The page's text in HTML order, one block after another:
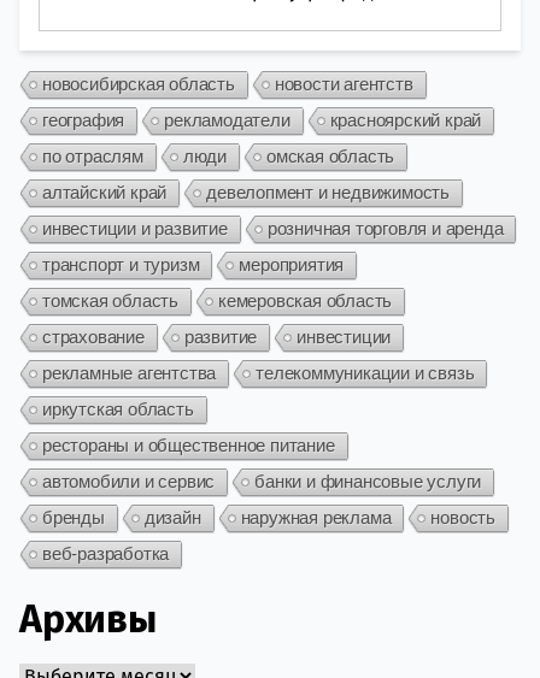
новосибирская область
новости агентств
география
рекламодатели
красноярский край
по отраслям
люди
омская область
алтайский край
девелопмент и недвижимость
инвестиции и развитие
розничная торговля и аренда
транспорт и туризм
мероприятия
томская область
кемеровская область
страхование
развитие
инвестиции
рекламные агентства
телекоммуникации и связь
иркутская область
рестораны и общественное питание
автомобили и сервис
банки и финансовые услуги
бренды
дизайн наружная реклама
новость
веб-разработка
Архивы